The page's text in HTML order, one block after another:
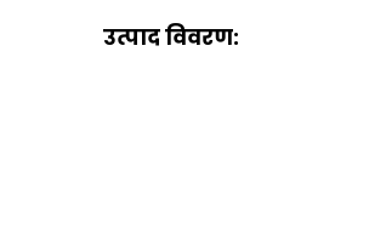
उत्पाद विवरण: